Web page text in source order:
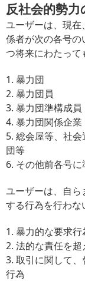
反社会的勢力
ユーザーは、現
係者が次の各号
つ将来にわたって
1. 暴力団
2. 暴力団員
3. 暴力団準構成員
4. 暴力団関係企業
5. 総会屋等、社
団等
6. その他前各号
ユーザーは、自ら
する行為を行わな
1. 暴力的な要求行
2. 法的な責任を
3. 取引に関して
行為